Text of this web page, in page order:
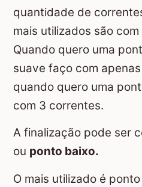
quantidade de
mais utilizados são
Quando quero uma
suave faço com
quando quero uma
com 3 correntes.
A finalização pode ser
ou ponto baixo.
O mais utilizado é